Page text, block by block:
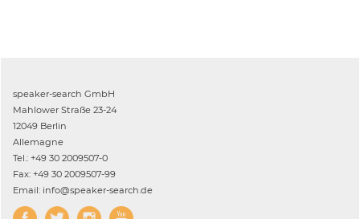
speaker-search GmbH
Mahlower Straße 23-24
12049 Berlin
Allemagne
Tel.: +49 30 2009507-0
Fax: +49 30 2009507-99
Email: info@speaker-search.de